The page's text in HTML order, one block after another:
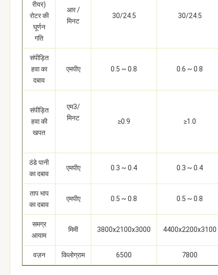
रीयर)
रोटर की
घूर्णन
गति
आर /
मिनट
30/24.5 30/24.5
संपीड़ित
हवा का
दबाव
एमपीए 0.5 ~ 0.8 0.6 ~ 0.8
संपीड़ित
हवा की
खपत
एम3/
मिनट
≥0.9 ≥1.0
ठंडे पानी
का दबाव
एमपीए 0.3 ~ 0.4 0.3 ~ 0.4
ताप भाप
का दबाव
एमपीए 0.5 ~ 0.8 0.5 ~ 0.8
समग्र
आयाम
मिमी 3800x2100x3000 4400x2200x3100
वज़न किलोग्राम 6500 7800